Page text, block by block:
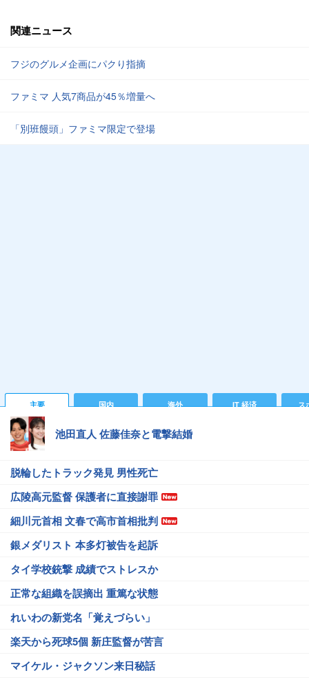
関連ニュース
フジのグルメ企画にパクり指摘
ファミマ 人気7商品が45％増量へ
「別班饅頭」ファミマ限定で登場
主要 国内 海外 IT 経済 ス
池田直人 佐藤佳奈と電撃結婚
脱輪したトラック発見 男性死亡
広陵高元監督 保護者に直接謝罪
細川元首相 文春で高市首相批判
銀メダリスト 本多灯被告を起訴
タイ学校銃撃 成績でストレスか
正常な組織を誤摘出 重篤な状態
れいわの新党名「覚えづらい」
楽天から死球5個 新庄監督が苦言
マイケル・ジャクソン来日秘話